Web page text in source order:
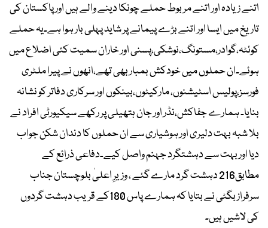
اتنے زیادہ اور اتنے مربوط حملے چونکا دینے والے ہیں اور پاکستان کی
تاریخ میں ایسا اور اتنے بڑے پیمانے پر شاید پہلی بار ہوا ہے۔یہ حملے
کوئٹہ،گوادر،مستونگ،نوشکی،پسنی اور خاران سمیت کئی اضلاع میں
ہوئے۔ان حملوں میں خودکش بمبار بھی تھے،انھوں نے پیرا ملٹری
فورسز،پولیس اسٹیشنوں، مارکیٹوں،بینکوں اور سرکاری دفاتر کو نشانہ
بنایا۔ ہمارے جفاکش،نڈر اور جان ہتھیلی پر رکھے سیکیورٹی افراد نے
بلا شبہ بہت دلیری اور ہوشیاری سے ان حملوں کا دندان شکن جواب
دیا اور بہت سے دہشتگرد جہنم واصل کیے۔دفاعی ذرائع کے
مطابق216 دہشت گرد مارے گئے ، وزیرِ اعلیٰ بلوچستان جناب
سرفراز بگٹی نے بتایا کہ ہمارے پاس 180کے قریب دہشت گردوں
کی لاشیں ہیں۔